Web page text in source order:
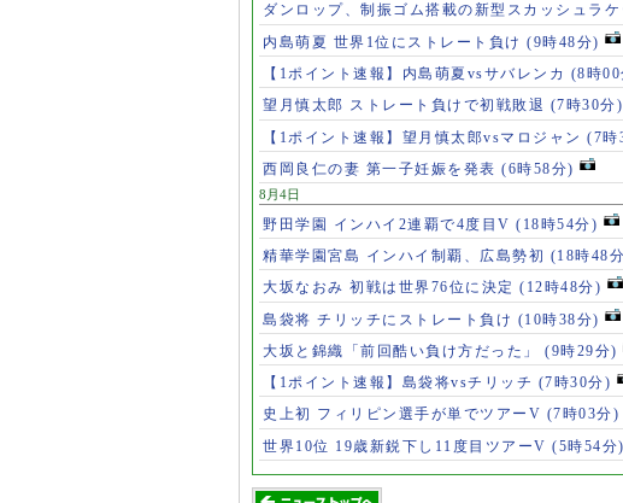
ダンロップ、制振ゴム搭載の新型スカッシュラ
内島萌夏 世界1位にストレート負け (9時48分)
【1ポイント速報】内島萌夏vsサバレンカ (8時
望月慎太郎 ストレート負けで初戦敗退 (7時30分)
【1ポイント速報】望月慎太郎vsマロジャン (7時
西岡良仁の妻 第一子妊娠を発表 (6時58分)
8月4日
野田学園 インハイ2連覇で4度目V (18時54分)
精華学園宮島 インハイ制覇、広島勢初 (18時48
大坂なおみ 初戦は世界76位に決定 (12時48分)
島袋将 チリッチにストレート負け (10時38分)
大坂と錦織「前回酷い負け方だった」 (9時29分)
【1ポイント速報】島袋将vsチリッチ (7時30分)
史上初 フィリピン選手が単でツアーV (7時03分)
世界10位 19歳新鋭下し11度目ツアーV (5時54分)